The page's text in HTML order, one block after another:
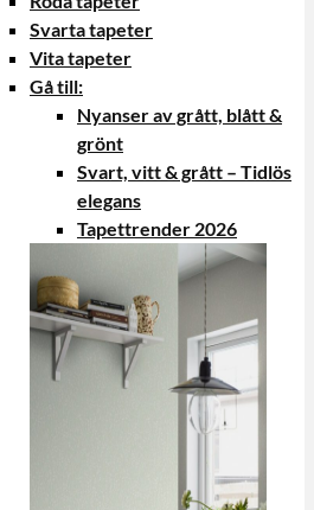
Svarta tapeter
Vita tapeter
Gå till:
Nyanser av grått, blått &
grönt
Svart, vitt & grått – Tidlös
elegans
Tapettrender 2026